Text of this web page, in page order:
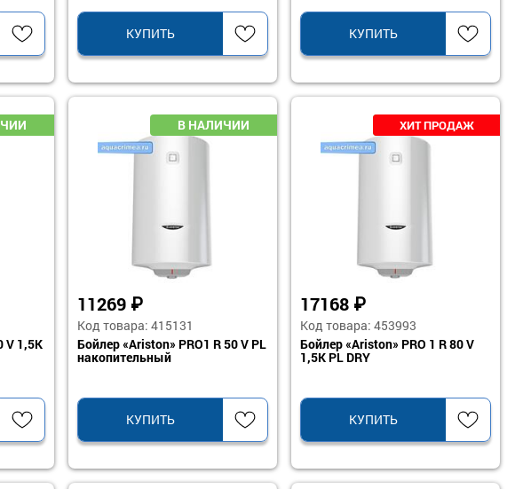
КУПИТЬ КУПИТЬ
V 1,5K
11269 ₽
Код товара: 415131
Бойлер «Ariston» PRO1 R 50 V PL
накопительный
КУПИТЬ
17168 ₽
Код товара: 453993
Бойлер «Ariston» PRO 1 R 80 V
1,5K PL DRY
КУПИТЬ